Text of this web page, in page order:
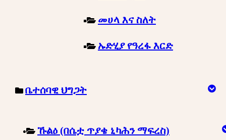
መሀላ እና ስለት
ኡድሂያ የዓረፋ እርድ
ቤተሰባዊ ህግጋት
ኹልዕ (በሴቷ ጥያቄ ኒካሕን ማፍረስ)